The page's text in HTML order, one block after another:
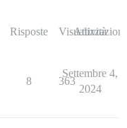
Risposte Visualizzazioni
Attività
8 363
Settembre 4,
2024